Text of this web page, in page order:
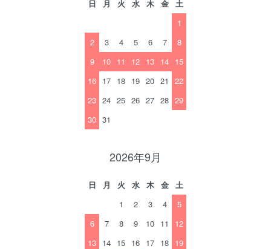
日 月 火 水 木 金
土
1
2
3 4 5 6 7
8
9
10 11 12 13 14 15
16 17 18 19 20 21
22
23 24 25 26 27 28 29
30 31
2026年9月
日 月 火 水 木 金
土
1
2 3 4
5
6
7 8 9 10 11
12
13 14 15 16 17 18 19